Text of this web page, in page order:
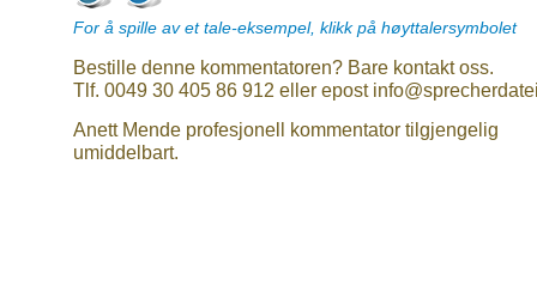
For å spille av et tale-eksempel, klikk på høyttalersymbolet
Bestille denne kommentatoren? Bare kontakt oss.
Tlf. 0049 30 405 86 912 eller epost
Anett Mende profesjonell kommentator tilgjengelig
umiddelbart.